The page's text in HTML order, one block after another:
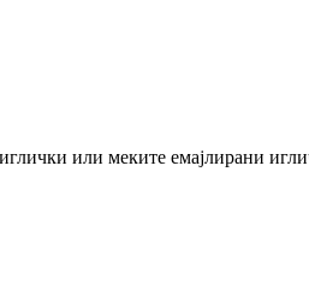
или меките емајлирани